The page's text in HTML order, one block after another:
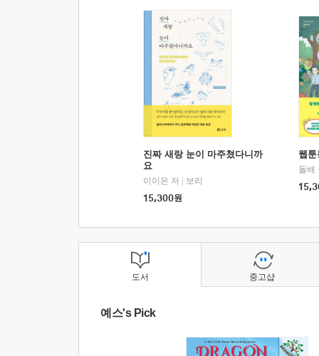
진짜 새랑 눈이 마주쳤다니까
요
이이은 저
보리
15,300원
웹
돌배
도서
예스's Pick
중고샵